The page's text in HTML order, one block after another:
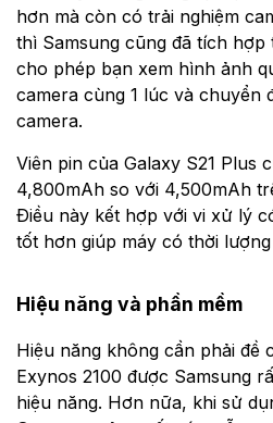
hơn mà còn có trải nghiệm
thì Samsung cũng đã tích
cho phép bạn xem hình ảnh
camera cùng 1 lúc và chuyển
camera.
Viên pin của Galaxy S21 Plus
4,800mAh so với 4,500mAh
Điều này kết hợp với vi xử lý
tốt hơn giúp máy có thời
Hiệu năng và phần mềm
Hiệu năng không cần phải đề
Exynos 2100 được Samsung
hiệu năng. Hơn nữa, khi sử